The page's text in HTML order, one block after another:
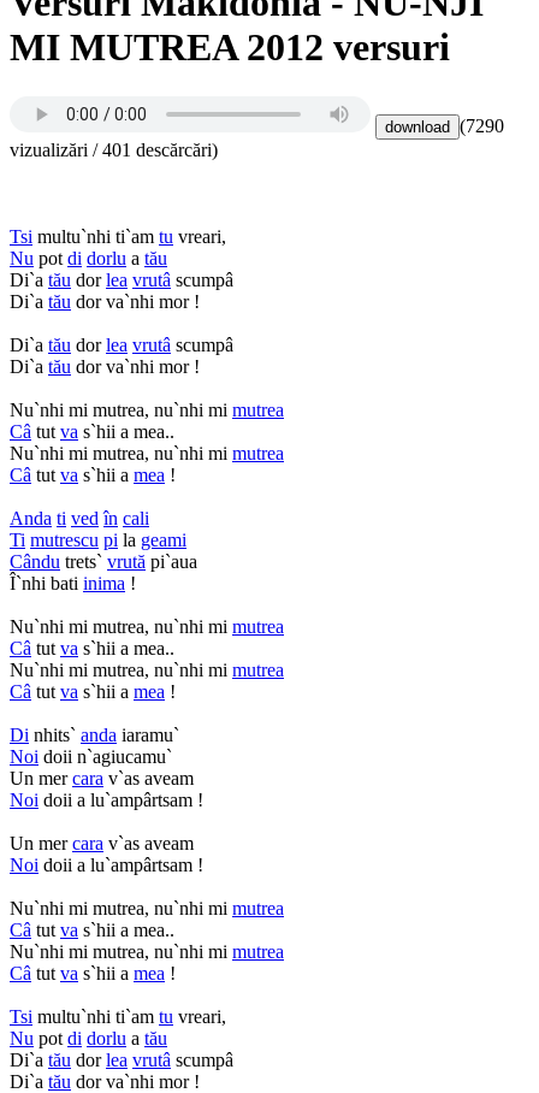
MI MUTREA 2012 versuri
(7290
vizualizări / 401 descărcări)
Tsi multu`nhi ti`am tu vreari,
Nu pot di dorlu a tău
Di`a tău dorlea vrutâ scumpâ
Di`a tău dor va`nhi mor !
Di`a tău dorlea vrutâ scumpâ
Di`a tău dor va`nhi mor !
Nu`nhi mi mutrea, nu`nhi mi mutrea
Câ tut va s`hii a mea..
Nu`nhi mi mutrea, nu`nhi mi mutrea
Câ tut va s`hii a mea !
Anda ti ved în cali
Ti mutrescu pi la geami
Cându trets` vrută pi`aua
Î`nhi bati inima !
Nu`nhi mi mutrea, nu`nhi mi mutrea
Câ tut va s`hii a mea..
Nu`nhi mi mutrea, nu`nhi mi mutrea
Câ tut va s`hii a mea !
Di nhits` anda iaramu`
Noi doii n`agiucamu`
Un mercara v`as aveam
Noi doii a lu`ampârtsam !
Un mercara v`as aveam
Noi doii a lu`ampârtsam !
Nu`nhi mi mutrea, nu`nhi mi mutrea
Câ tut va s`hii a mea..
Nu`nhi mi mutrea, nu`nhi mi mutrea
Câ tut va s`hii a mea !
Tsi multu`nhi ti`am tu vreari,
Nu pot di dorlu a tău
Di`a tău dorlea vrutâ scumpâ
Di`a tău dor va`nhi mor !